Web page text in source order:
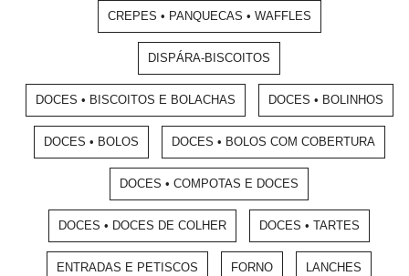
CREPES • PANQUECAS • WAFFLES
DISPÁRA-BISCOITOS
DOCES • BISCOITOS E BOLACHAS DOCES • BOLINHOS
DOCES • BOLOS DOCES • BOLOS COM COBERTURA
DOCES • COMPOTAS E DOCES
DOCES • DOCES DE COLHER DOCES • TARTES
ENTRADAS E PETISCOS FORNO LANCHES